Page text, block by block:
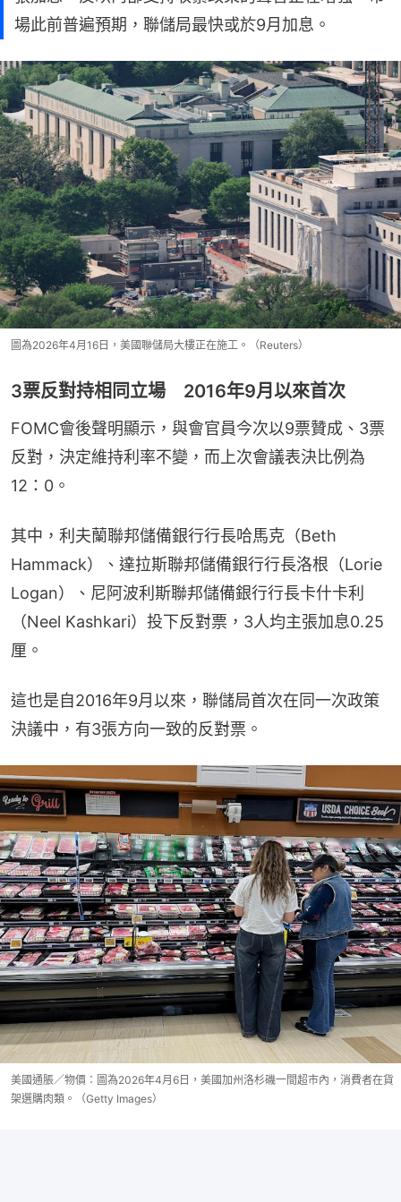
場此前普遍預期，聯儲局最快或於9月加息。
圖為2026年4月16日，美國聯儲局大樓正在施工。（Reuters）
3票反對持相同立場 2016年9月以來首次
FOMC會後聲明顯示，與會官員今次以9票贊成、3票
反對，決定維持利率不變，而上次會議表決比例為
12：0。
其中，利夫蘭聯邦儲備銀行行長哈馬克（Beth
Hammack）、達拉斯聯邦儲備銀行行長洛根（Lorie
Logan）、尼阿波利斯聯邦儲備銀行行長卡什卡利
（Neel Kashkari）投下反對票，3人均主張加息0.25
厘。
這也是自2016年9月以來，聯儲局首次在同一次政策
決議中，有3張方向一致的反對票。
美國通脹／物價：圖為2026年4月6日，美國加州洛杉磯一間超市內，消費者在貨
架選購肉類。（Getty Images）